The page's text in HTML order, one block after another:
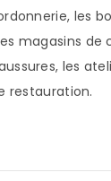
les
magasins de
les
restauration.